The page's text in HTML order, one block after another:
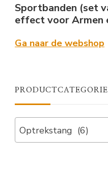
Sportbanden (set
effect voor Armen
Ga naar de webshop
Optrekstang (6)